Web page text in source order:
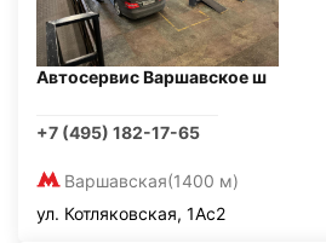
Автосервис Варшавское ш
+7 (495) 182-17-65
Варшавская(1400 м)
ул. Котляковская, 1Ас2